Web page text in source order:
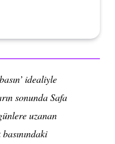
idealiyle
sonunda Safa
uzanan